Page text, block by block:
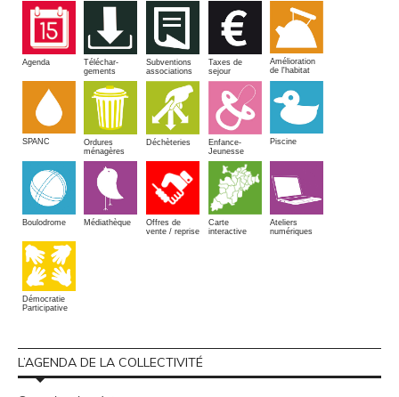
Agenda
Téléchar-
gements
Subventions
associations
Taxes de
sejour
Amélioration
de l'habitat
SPANC
Ordures
ménagères
Déchèteries
Enfance-
Jeunesse
Piscine
Boulodrome Médiathèque
Offres de
vente / reprise
Carte
interactive
Ateliers
numériques
Démocratie
Participative
L’AGENDA DE LA COLLECTIVITÉ